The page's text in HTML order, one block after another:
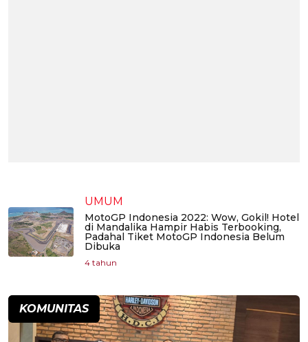
UMUM
MotoGP Indonesia 2022: Wow, Gokil! Hotel
di Mandalika Hampir Habis Terbooking,
Padahal Tiket MotoGP Indonesia Belum
Dibuka
4 tahun
KOMUNITAS